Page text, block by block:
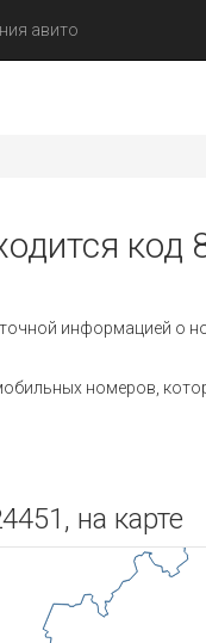
авито
информацией о
номеров,
на карте